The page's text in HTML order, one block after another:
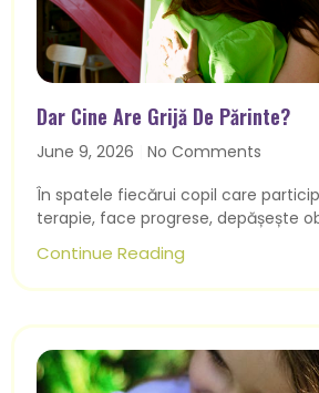
Dar Cine Are Grijă De Părinte?
June 9, 2026
No Comments
În spatele fiecărui copil care
terapie, face progrese, depășește
Continue Reading